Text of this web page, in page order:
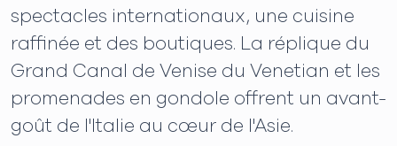
spectacles internationaux, une cuisine
raffinée et des boutiques. La réplique du
Grand Canal de Venise du Venetian et les
promenades en gondole offrent un avant-
goût de l'Italie au cœur de l'Asie.